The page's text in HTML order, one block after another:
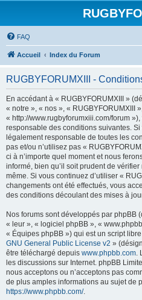
FAQ
Accueil Index du Forum
RUGBYFORUMXIII -
En accédant à « RUGBYFORUMXIII »
« notre », « nos », « RUGBYFORUMXIII
« http://www.rugbyforumxiii.com/forum
responsable des conditions suivantes. Si
légalement responsable de toutes les
pas et/ou n’utilisez pas «
ci à n’importe quel moment et nous
informé, bien qu’il soit prudent de
même. Si vous continuez d’utiliser «
changements ont été effectués, vous
des conditions découlant des mises à
Nos forums sont développés par phpBB
« leur », « logiciel phpBB », «
« Équipes phpBB ») qui est un script
GNU General Public License v2 »
être téléchargé depuis www.phpbb.com.
les discussions sur Internet. phpBB
nous acceptons ou n’acceptons pas
de plus amples informations au sujet de
https://www.phpbb.com/.